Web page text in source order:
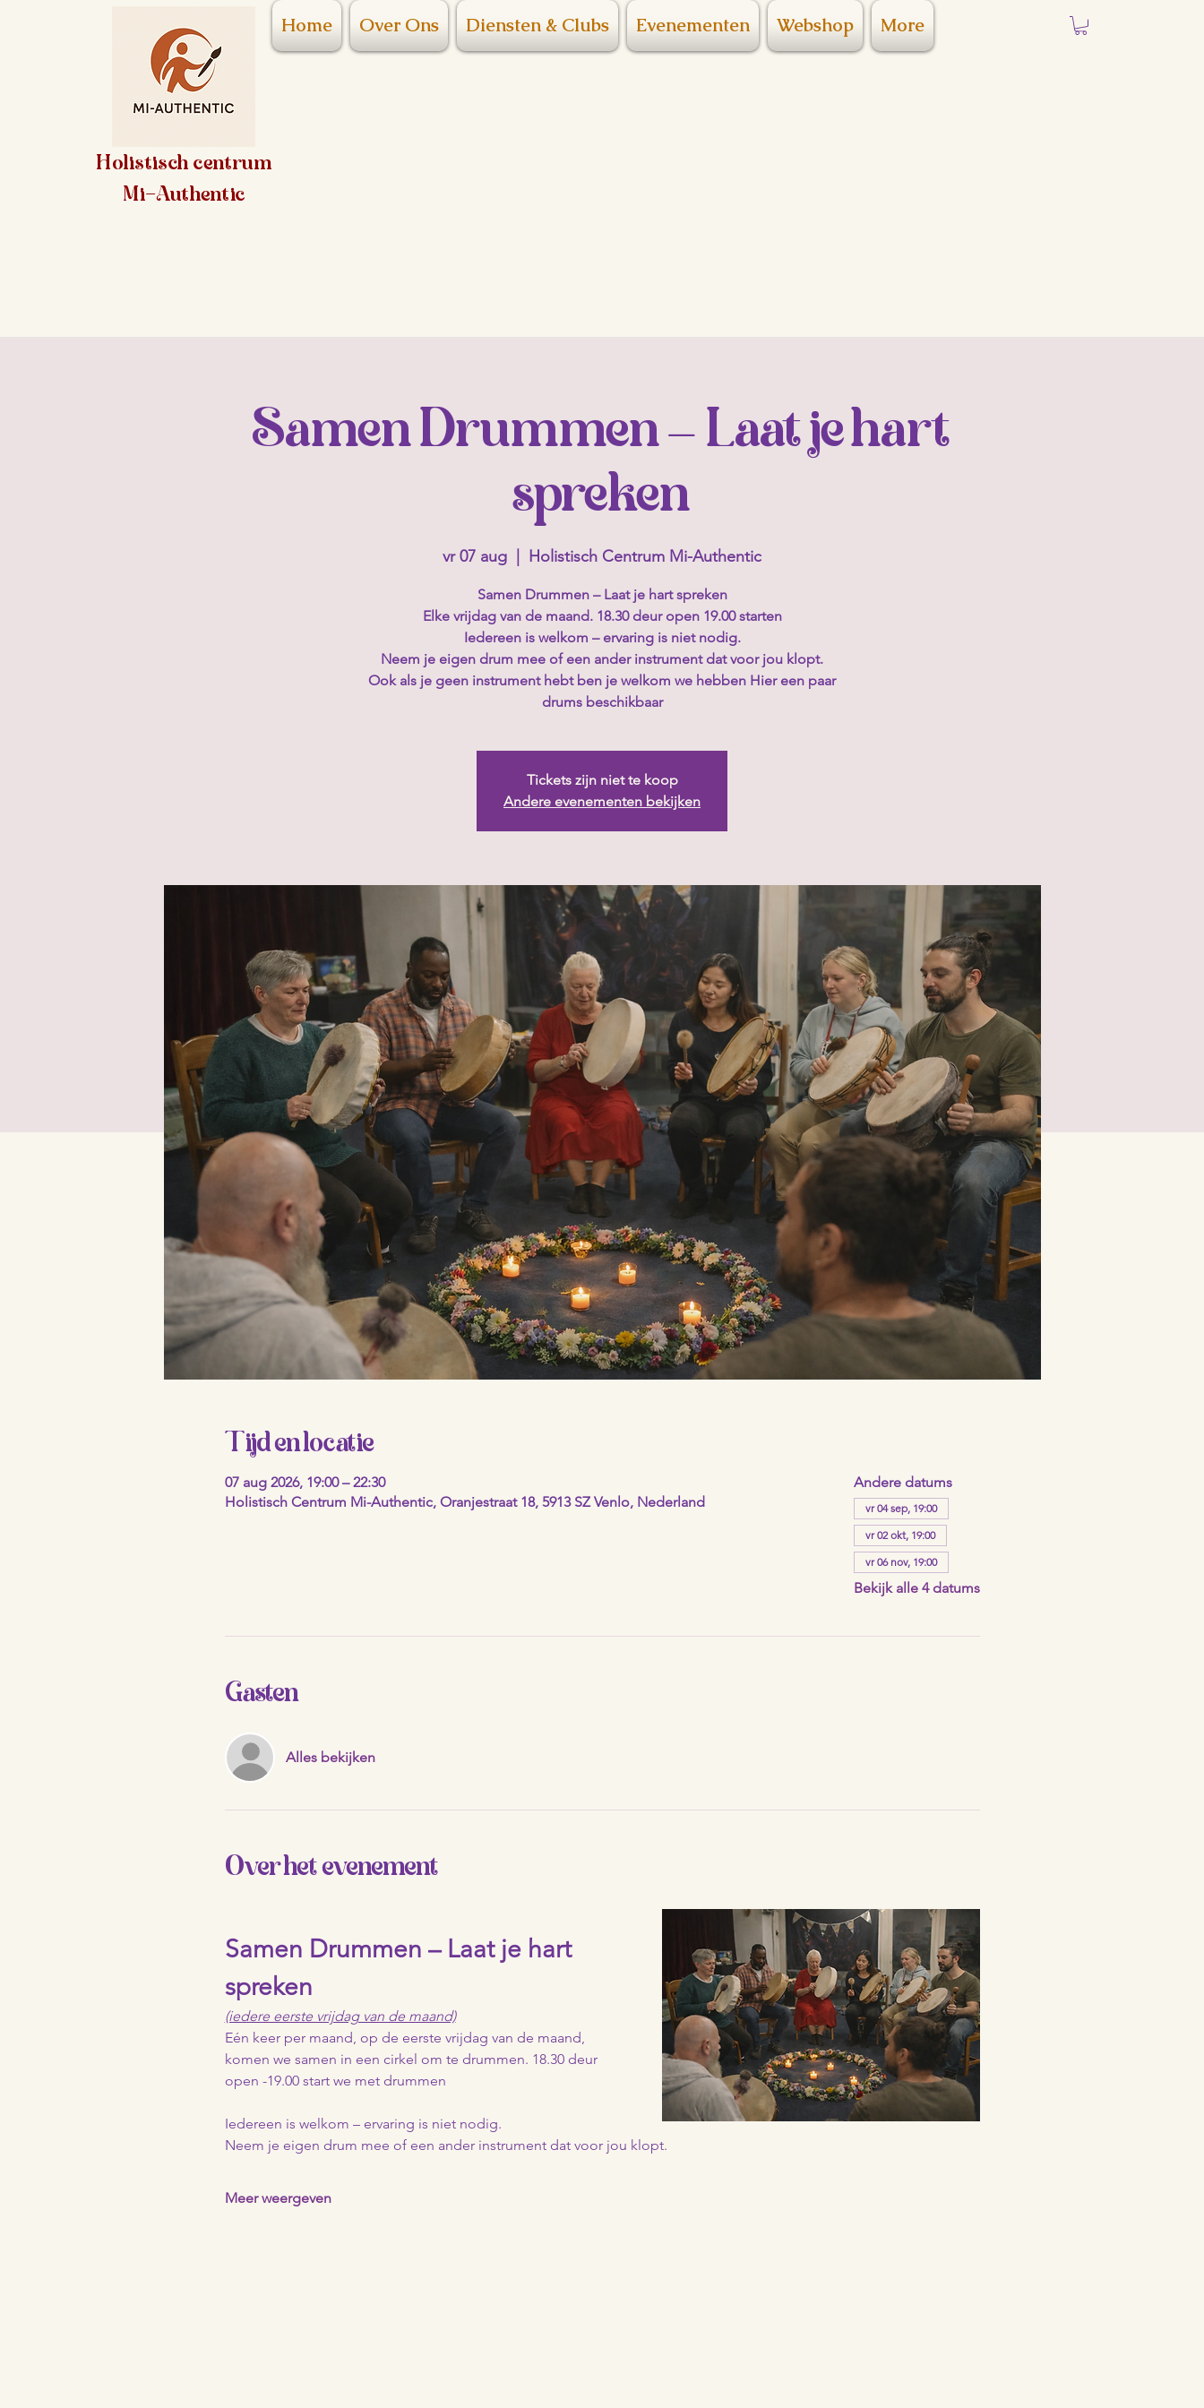
Holistisch centrum
Mi-Authentic
Home Over Ons Diensten & Clubs Evenementen Webshop More
Samen Drummen – Laat je hart
spreken
vr 07 aug Holistisch Centrum Mi-Authentic
Samen Drummen – Laat je hart spreken
Elke vrijdag van de maand. 18.30 deur open 19.00 starten
Iedereen is welkom – ervaring is niet nodig.
Neem je eigen drum mee of een ander instrument dat voor jou klopt.
Ook als je geen instrument hebt ben je welkom we hebben Hier een paar
drums beschikbaar
Tickets zijn niet te koop
Andere evenementen bekijken
Tijd en locatie
07 aug 2026, 19:00 – 22:30
Holistisch Centrum Mi-Authentic, Oranjestraat 18, 5913 SZ Venlo, Nederland
Andere datums
vr 04 sep, 19:00
vr 02 okt, 19:00
vr 06 nov, 19:00
Bekijk alle 4 datums
Gasten
Alles bekijken
Over het evenement
Samen Drummen – Laat je hart
spreken
(iedere eerste vrijdag van de maand)
Eén keer per maand, op de eerste vrijdag van de maand,
komen we samen in een cirkel om te drummen. 18.30 deur
open -19.00 start we met drummen
Iedereen is welkom – ervaring is niet nodig.
Neem je eigen drum mee of een ander instrument dat voor jou klopt.
Meer weergeven